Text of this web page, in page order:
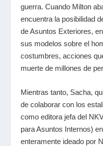
guerra. Cuando Milton
encuentra la posibilidad
de Asuntos Exteriores,
sus modelos sobre el
costumbres, acciones
muerte de millones de
Mientras tanto, Sacha,
de colaborar con los
como editora jefa del
para Asuntos Internos)
enteramente ideado por